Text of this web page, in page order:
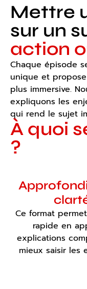
Mettre
sur un
action
Chaque épisode
unique et
plus immersive.
expliquons les
qui rend le sujet
À quoi
?
Ce format
rapide en
explications
mieux saisir les